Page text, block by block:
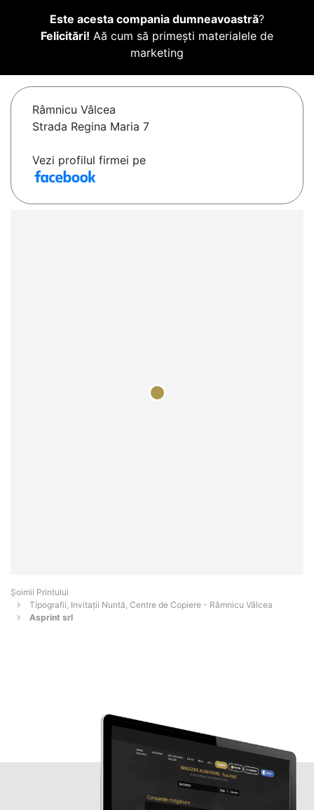
Este acesta compania dumneavoastră?
Felicitări! Aă cum să primești materialele de
marketing
Râmnicu Vâlcea
Strada Regina Maria 7
Vezi profilul firmei pe
Şoimii Printului
Tipografii, Invitații Nuntă, Centre de Copiere - Râmnicu Vâlcea
Asprint srl